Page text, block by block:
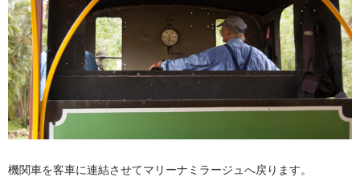
機関車を客車に連結させてマリーナミラージュへ戻ります。